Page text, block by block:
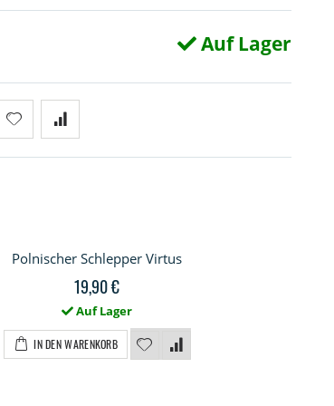
Auf Lager
Polnischer Schlepper Virtus
19,90 €
Auf Lager
IN DEN WARENKORB